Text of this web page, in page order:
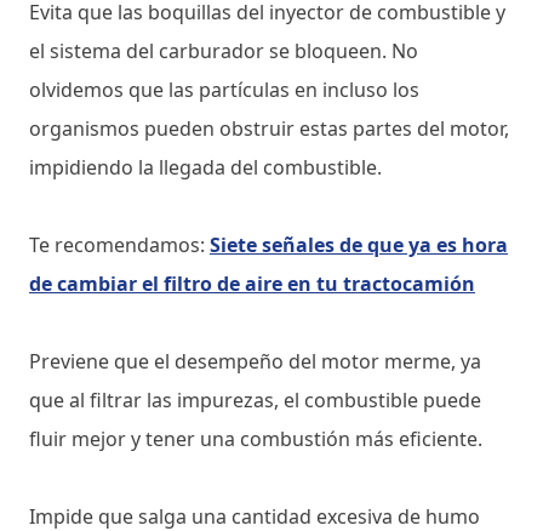
Evita que las boquillas del inyector de combustible y
el sistema del carburador se bloqueen. No
olvidemos que las partículas en incluso los
organismos pueden obstruir estas partes del motor,
impidiendo la llegada del combustible.
Te recomendamos: Siete señales de que ya es hora
de cambiar el filtro de aire en tu tractocamión
Previene que el desempeño del motor merme, ya
que al filtrar las impurezas, el combustible puede
fluir mejor y tener una combustión más eficiente.
Impide que salga una cantidad excesiva de humo